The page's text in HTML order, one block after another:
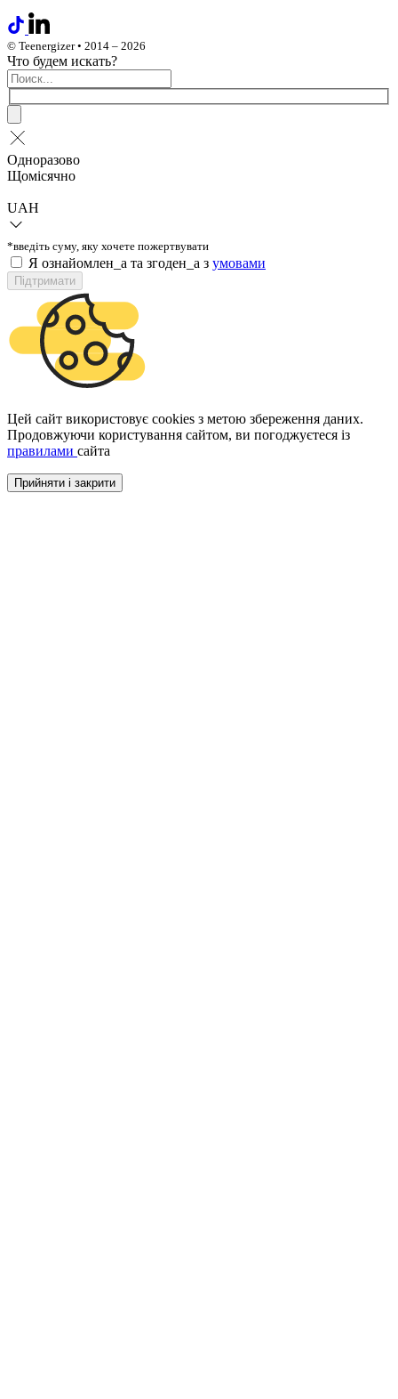
© Teenergizer • 2014 – 2026
Что будем искать?
Одноразово
Щомісячно
UAH
*введіть суму, яку хочете пожертвувати
Я ознайомлен_а та згоден_а з умовами
Підтримати
Цей сайт використовує cookies з метою збереження даних.
Продовжуючи користування сайтом, ви погоджуєтеся із
правилами сайта
Прийняти і закрити